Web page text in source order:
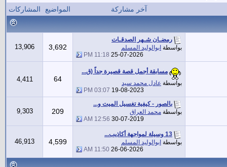
آخر مشاركة
المواضيع المشاركات
رمضـان شـهر الصدقـات
بواسطة ابوالوليد المسلم
25-07-2026
11:18 PM
3,692
13,906
مسابقة أجمل قصة قصيرة جداً (ق...
بواسطة عادل محمد سيد
19-08-2023
03:07 PM
64
4,411
بالصور - كيفية تغسيل الميت و...
بواسطة محمد العراق
30-07-2019
12:56 AM
209
9,303
13 وسيلة لمواجهة أكاذيب...
بواسطة ابوالوليد المسلم
26-06-2026
11:50 AM
4,599
46,913